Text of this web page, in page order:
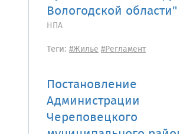
Вологодской области"
НПА
Теги: #Жилье#Регламент
Постановление
Администрации
Череповецкого